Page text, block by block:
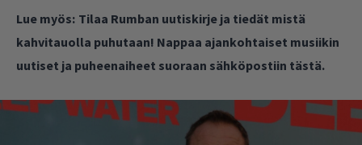
Lue myös: Tilaa Rumban uutiskirje ja tiedät mistä
kahvitauolla puhutaan! Nappaa ajankohtaiset musiikin
uutiset ja puheenaiheet suoraan sähköpostiin tästä.